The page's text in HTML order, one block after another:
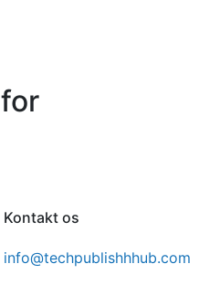
Kontakt os
info@techpublishhhub.com